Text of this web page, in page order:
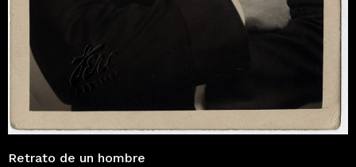
Retrato de un hombre